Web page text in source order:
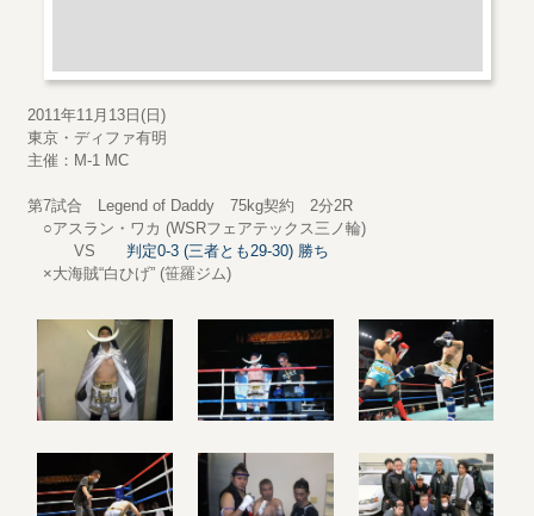
2011年11月13日(日)
東京・ディファ有明
主催：M-1 MC
第7試合 Legend of Daddy 75kg契約 2分2R
○アスラン・ワカ (WSRフェアテックス三ノ輪)
VS 判定0-3 (三者とも29-30) 勝ち
×大海賊“白ひげ” (笹羅ジム)